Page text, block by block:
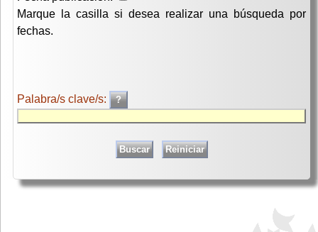
Marque la casilla si desea realizar una búsqueda por
fechas.
Palabra/s clave/s: